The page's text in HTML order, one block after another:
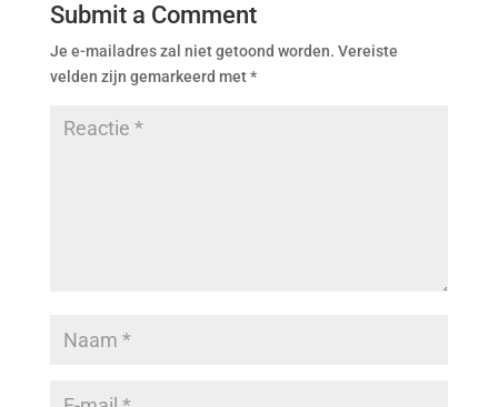
Submit a Comment
Je e-mailadres zal niet getoond worden. Vereiste
velden zijn gemarkeerd met*